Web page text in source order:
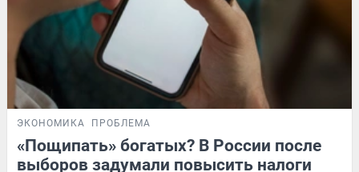
ЭКОНОМИКА ПРОБЛЕМА
«Пощипать» богатых? В России после
выборов задумали повысить налоги